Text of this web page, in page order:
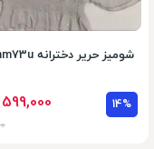
شومیز حریر دخترانه Shm73u
14%
599,000